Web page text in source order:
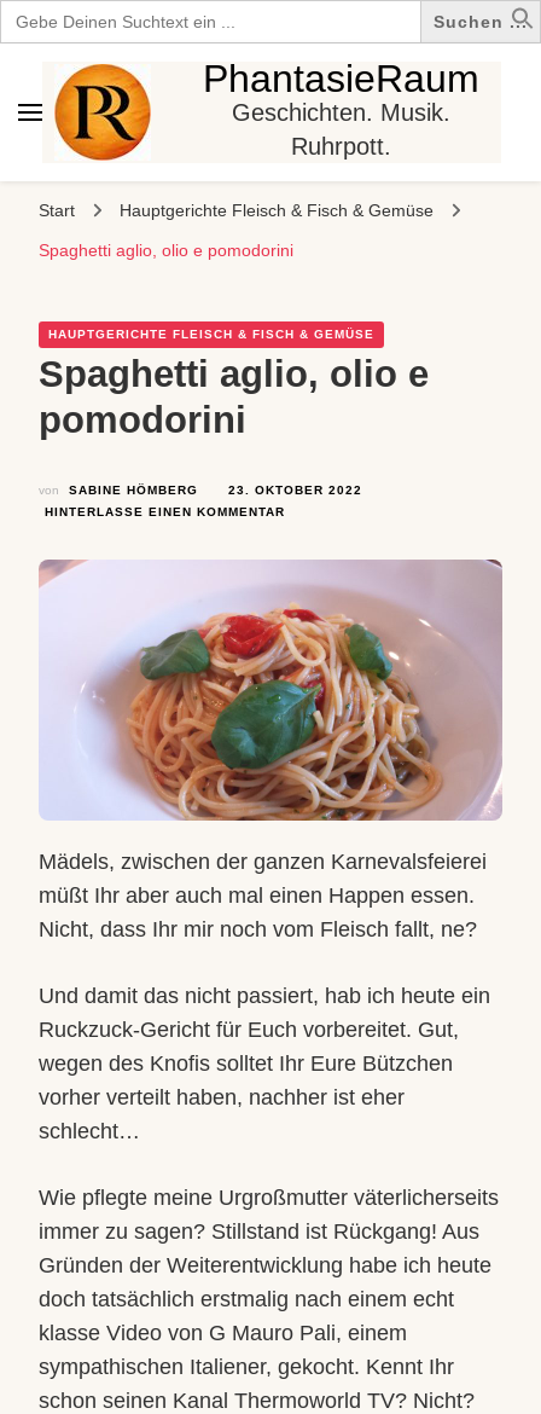
Search
for:
PhantasieRaum
Geschichten. Musik.
Ruhrpott.
Start Hauptgerichte Fleisch & Fisch & Gemüse
Spaghetti aglio, olio e pomodorini
HAUPTGERICHTE FLEISCH & FISCH & GEMÜSE
Spaghetti aglio, olio e
pomodorini
von SABINE HÖMBERG
23. OKTOBER 2022
HINTERLASSE EINEN KOMMENTAR
POMODORINI
Mädels, zwischen der ganzen Karnevalsfeierei
müßt Ihr aber auch mal einen Happen essen.
Nicht, dass Ihr mir noch vom Fleisch fallt, ne?
Und damit das nicht passiert, hab ich heute ein
Ruckzuck-Gericht für Euch vorbereitet. Gut,
wegen des Knofis solltet Ihr Eure Bützchen
vorher verteilt haben, nachher ist eher
schlecht…
Wie pflegte meine Urgroßmutter väterlicherseits
immer zu sagen? Stillstand ist Rückgang! Aus
Gründen der Weiterentwicklung habe ich heute
doch tatsächlich erstmalig nach einem echt
klasse Video von G Mauro Pali, einem
sympathischen Italiener, gekocht. Kennt Ihr
schon seinen Kanal Thermoworld TV? Nicht?